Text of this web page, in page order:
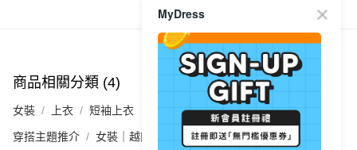
每筆HK$40.00，滿HK$350.00或以上免運費
付款後順豐站及營業點
每筆HK$40.00，滿HK$350.00或以上免運費
付款後順豐合作便利店
商品推薦
商品相關分類 (4)
女裝 上衣 短袖上衣
穿搭主題推介 女裝｜越簡單越型 都會系穿搭
MyDress